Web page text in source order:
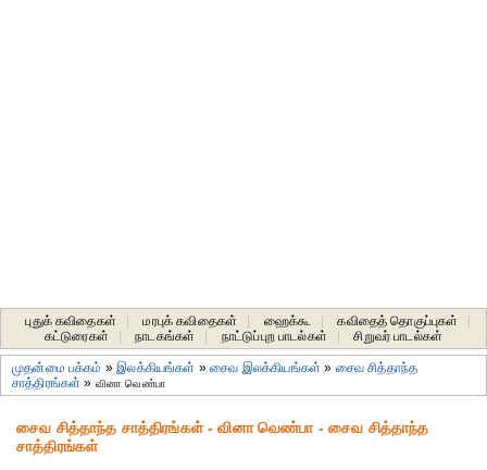
புதுக் கவிதைகள் மரபுக் கவிதைகள் ஹைக்கூ கவிதைத் தொகுப்புகள்
கட்டுரைகள்
நாடகங்கள் நாட்டுப்புற பாடல்கள் சிறுவர் பாடல்கள்
முதன்மை பக்கம் »இலக்கியங்கள் »சைவ இலக்கியங்கள் » சைவ சித்தாந்த
சாத்திரங்கள் » வினா வெண்பா
சைவ சித்தாந்த சாத்திரங்கள் - வினா வெண்பா - சைவ சித்தாந்த
சாத்திரங்கள்